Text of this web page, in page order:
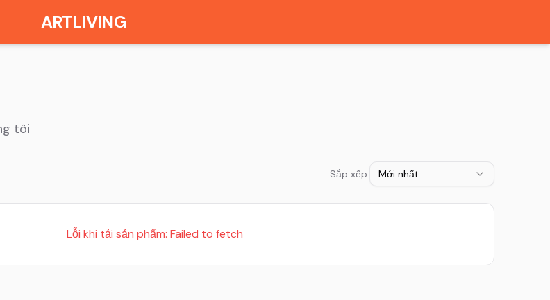
ARTLIVING
tôi
Sắp xếp: Mới nhất
Lỗi khi tải sản phẩm: Failed to fetch